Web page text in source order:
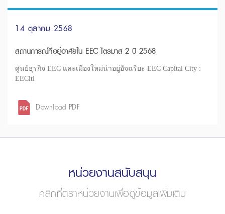
14 ตุลาคม 2568
สถานการณ์ที่อยู่อาศัยใน EEC ไตรมาส 2 ปี 2568
ศูนย์ธุรกิจ EEC และเมืองใหม่น่าอยู่อัจฉริยะ EEC Capital City :
EECiti
Download PDF
หน่วยงานสนับสนุน
คลิกที่ตราหน่วยงานเพื่อดูข้อมูลเพิ่มเติม